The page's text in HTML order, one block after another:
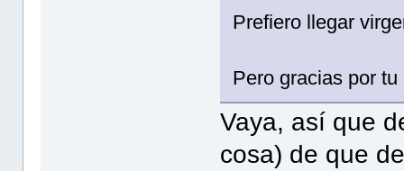
Prefiero llegar
Pero gracias por
Vaya, así que
cosa) de que